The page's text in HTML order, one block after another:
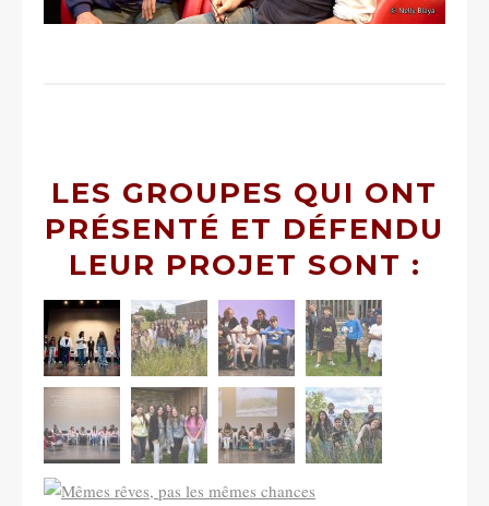
LES GROUPES QUI ONT
PRÉSENTÉ ET DÉFENDU
LEUR PROJET SONT :